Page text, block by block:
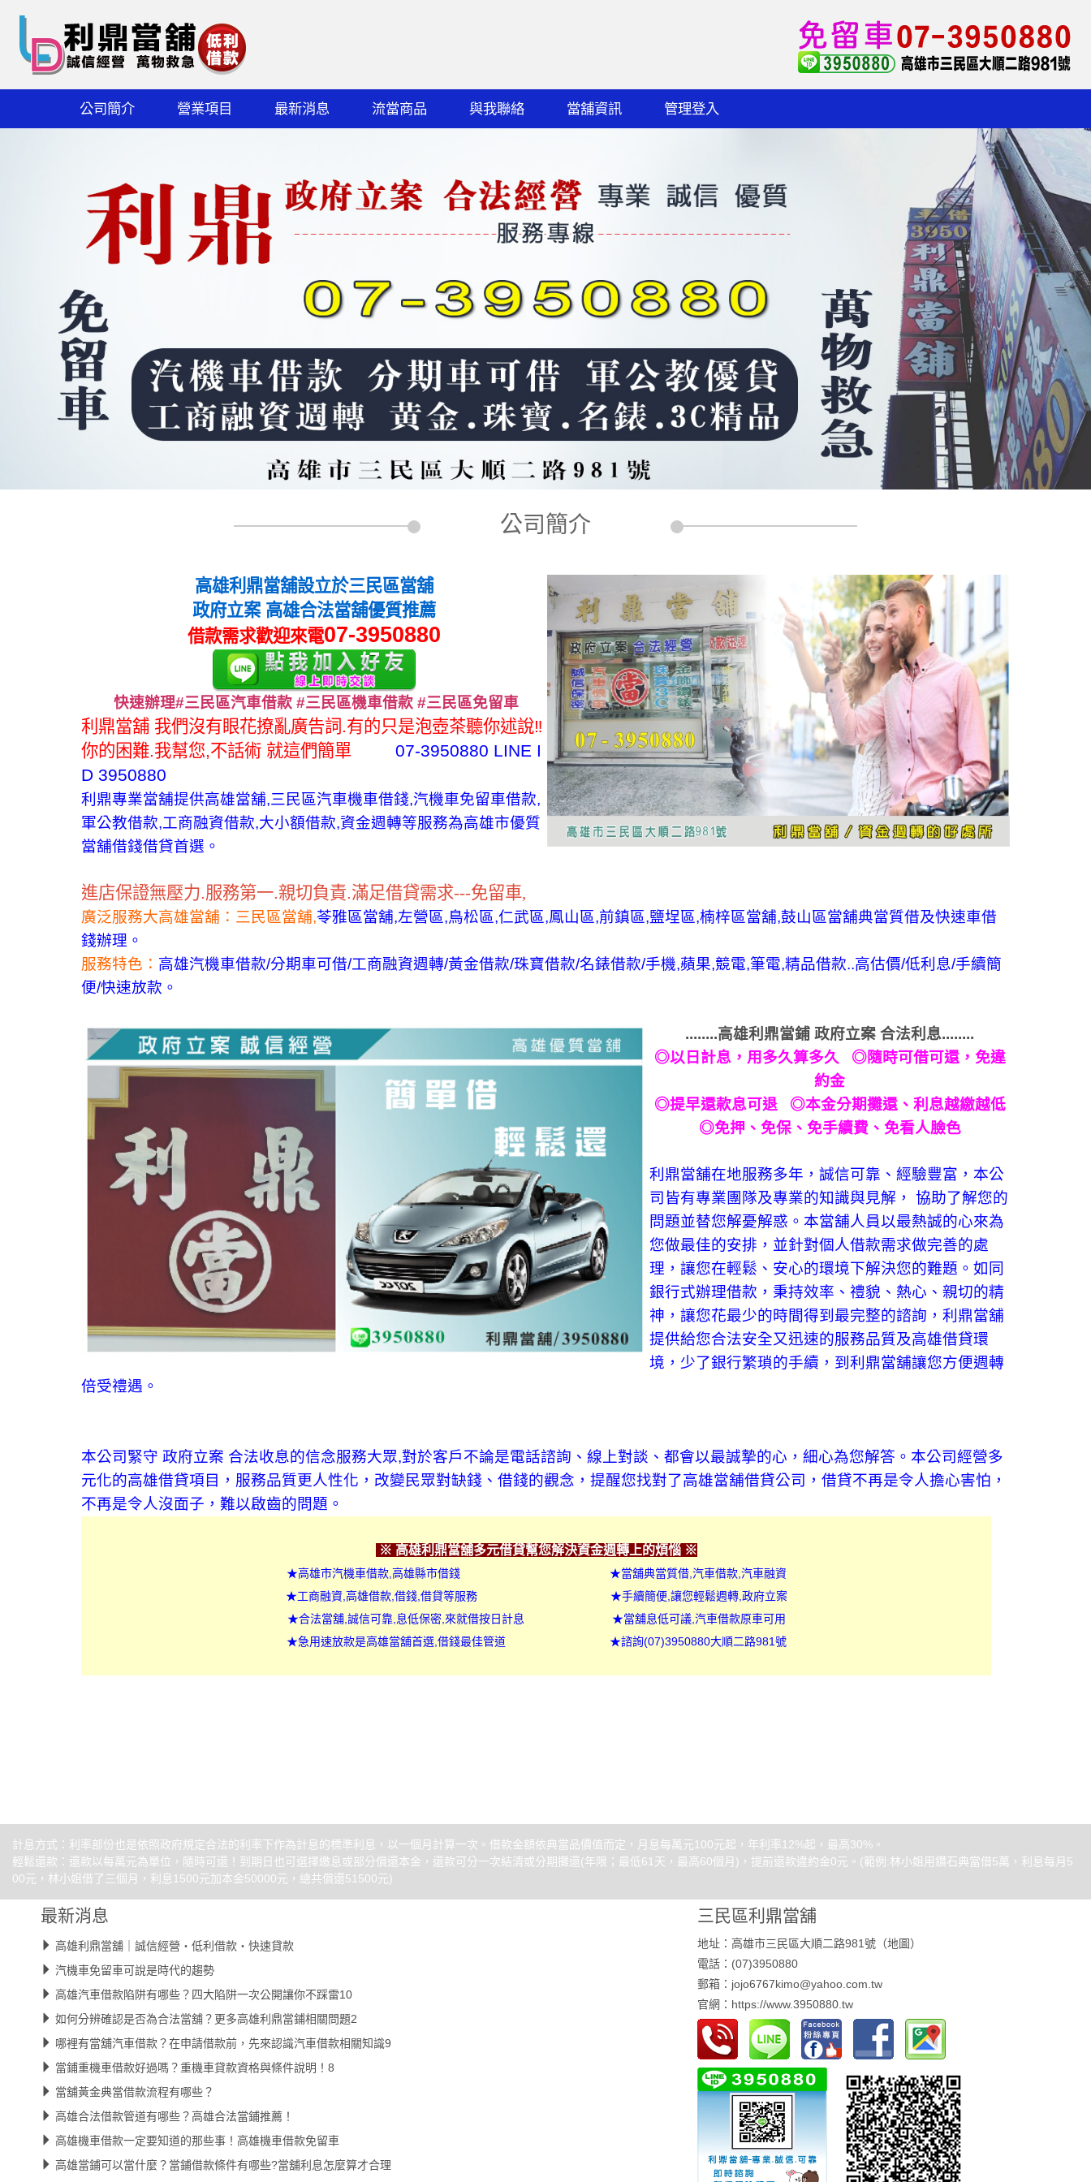
公司簡介 營業項目 最新消息 流當商品 與我聯絡 當舖資訊 管理登入
公司簡介
高雄利鼎當舖設立於三民區當舖
政府立案 高雄合法當舖優質推薦
借款需求歡迎來電07-3950880
快速辦理#三民區汽車借款 #三民區機車借款 #三民區免留車
利鼎當舖 我們沒有眼花撩亂廣告詞.有的只是泡壺茶聽你述說‼️
你的困難.我幫您,不話術 就這們簡單
07-3950880 LINE I
D 3950880
利鼎專業當舖提供高雄當舖,三民區汽車機車借錢,汽機車免留車借款,
軍公教借款,工商融資借款,大小額借款,資金週轉等服務為高雄市優質
當舖借錢借貸首選。
進店保證無壓力.服務第一.親切負責.滿足借貸需求---免留車,
廣泛服務大高雄當舖：三民區當舖,苓雅區當舖,左營區,鳥松區,仁武區,鳳山區,前鎮區,鹽埕區,楠梓區當舖,鼓山區當舖典當質借及快速車借
錢辦理。
服務特色： 高雄汽機車借款/分期車可借/工商融資週轉/黃金借款/珠寶借款/名錶借款/手機,蘋果,競電,筆電,精品借款..高估價/低利息/手續簡
便/快速放款。
........高雄利鼎當鋪 政府立案 合法利息........
◎以日計息，用多久算多久 ◎隨時可借可還，免違
約金
◎提早還款息可退 ◎本金分期攤還、利息越繳越低
◎免押、免保、免手續費、免看人臉色
利鼎當舖在地服務多年，誠信可靠、經驗豐富，本公
司皆有專業團隊及專業的知識與見解， 協助了解您的
問題並替您解憂解惑。本當舖人員以最熱誠的心來為
您做最佳的安排，並針對個人借款需求做完善的處
理，讓您在輕鬆、安心的環境下解決您的難題。如同
銀行式辦理借款，秉持效率、禮貌、熱心、親切的精
神，讓您花最少的時間得到最完整的諮詢，利鼎當舖
提供給您合法安全又迅速的服務品質及高雄借貸環
境，少了銀行繁瑣的手續，到利鼎當舖讓您方便週轉
倍受禮遇。
本公司緊守 政府立案 合法收息的信念服務大眾,對於客戶不論是電話諮詢、線上對談、都會以最誠摯的心，細心為您解答。本公司經營多
元化的高雄借貸項目，服務品質更人性化，改變民眾對缺錢、借錢的觀念，提醒您找對了高雄當舖借貸公司，借貸不再是令人擔心害怕，
不再是令人沒面子，難以啟齒的問題。
※ 高雄利鼎當舖多元借貸幫您解決資金週轉上的煩惱 ※
★高雄市汽機車借款,高雄縣市借錢 ★當舖典當質借,汽車借款,汽車融資
★工商融資,高雄借款,借錢,借貸等服務 ★手續簡便,讓您輕鬆週轉,政府立案
★合法當舖,誠信可靠,息低保密,來就借按日計息 ★當舖息低可議,汽車借款原車可用
★急用速放款是高雄當舖首選,借錢最佳管道 ★諮詢(07)3950880大順二路981號
計息方式：利率部份也是依照政府規定合法的利率下作為計息的標準利息，以一個月計算一次。借款金額依典當品價值而定，月息每萬元100元起，年利率12%起，最高30%。
輕鬆還款：還款以每萬元為單位，隨時可還！到期日也可選擇繳息或部分償還本金，還款可分一次結清或分期攤還(年限；最低61天，最高60個月)，提前還款違約金0元。(範例:林小姐用鑽石典當借5萬，利息每月5
00元，林小姐借了三個月，利息1500元加本金50000元，總共償還51500元)
最新消息
高雄利鼎當舖｜誠信經營・低利借款・快速貸款
汽機車免留車可說是時代的趨勢
高雄汽車借款陷阱有哪些？四大陷阱一次公開讓你不踩雷10
如何分辨確認是否為合法當舖？更多高雄利鼎當鋪相關問題2
哪裡有當舖汽車借款？在申請借款前，先來認識汽車借款相關知識9
當鋪重機車借款好過嗎？重機車貸款資格與條件說明！8
當舖黃金典當借款流程有哪些？
高雄合法借款管道有哪些？高雄合法當鋪推薦！
高雄機車借款一定要知道的那些事！高雄機車借款免留車
高雄當鋪可以當什麼？當鋪借款條件有哪些?當舖利息怎麼算才合理
三民區利鼎當舖
地址：高雄市三民區大順二路981號（地圖）
電話：(07)3950880
郵箱：jojo6767kimo@yahoo.com.tw
官網： https://www.3950880.tw